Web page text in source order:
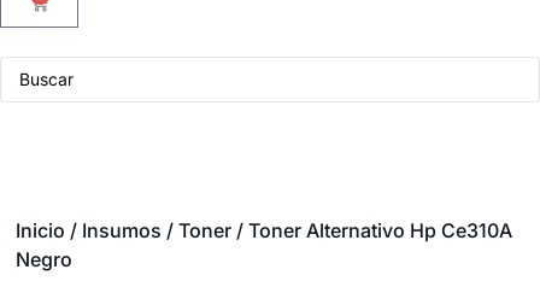
Inicio / Insumos /Toner / Toner Alternativo Hp Ce310A
Negro